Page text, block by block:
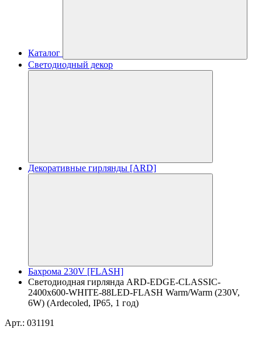
Каталог
Светодиодный декор
Декоративные гирлянды [ARD]
Бахрома 230V [FLASH]
Светодиодная гирлянда ARD-EDGE-CLASSIC-
2400x600-WHITE-88LED-FLASH Warm/Warm (230V,
6W) (Ardecoled, IP65, 1 год)
Арт.: 031191